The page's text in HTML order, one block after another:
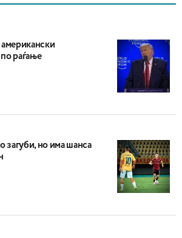
американски
раѓање
загуби, но има шанса